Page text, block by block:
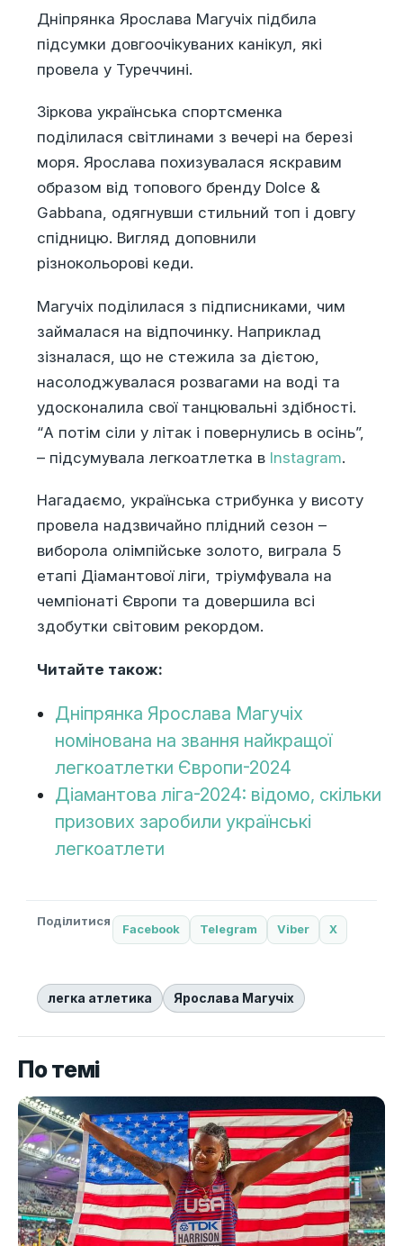
Дніпрянка Ярослава Магучіх підбила
підсумки довгоочікуваних канікул, які
провела у Туреччині.
Зіркова українська спортсменка
поділилася світлинами з вечері на березі
моря. Ярослава похизувалася яскравим
образом від топового бренду Dolce &
Gabbana, одягнувши стильний топ і довгу
спідницю. Вигляд доповнили
різнокольорові кеди.
Магучіх поділилася з підписниками, чим
займалася на відпочинку. Наприклад
зізналася, що не стежила за дієтою,
насолоджувалася розвагами на воді та
удосконалила свої танцювальні здібності.
“А потім сіли у літак і повернулись в осінь”,
– підсумувала легкоатлетка в Instagram.
Нагадаємо, українська стрибунка у висоту
провела надзвичайно плідний сезон –
виборола олімпійське золото, виграла 5
етапі Діамантової ліги, тріумфувала на
чемпіонаті Європи та довершила всі
здобутки світовим рекордом.
Читайте також:
Дніпрянка Ярослава Магучіх
номінована на звання найкращої
легкоатлетки Європи-2024
Діамантова ліга-2024: відомо, скільки
призових заробили українські
легкоатлети
Поділитися
Facebook Telegram Viber X
легка атлетика Ярослава Магучіх
По темі